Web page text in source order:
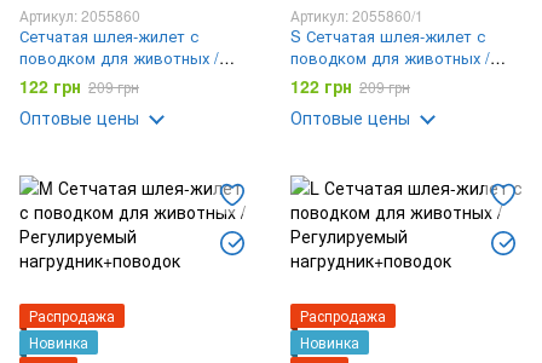
Артикул: 2055860
Сетчатая шлея-жилет с
поводком для животных /
Регулируемый
нагрудник+поводок
122 грн 209 грн
Оптовые цены
Артикул: 2055860/1
S Сетчатая шлея-жилет с
поводком для животных /
Регулируемый
нагрудник+поводок
122 грн 209 грн
Оптовые цены
Распродажа
Новинка
Распродажа
Новинка